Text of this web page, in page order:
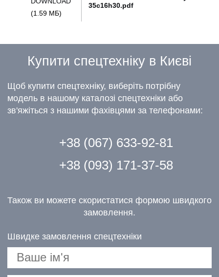
(1.59 МБ)
35c16h30.pdf
Купити спецтехніку в Києві
Щоб купити спецтехніку, виберіть потрібну
модель в нашому каталозі спецтехніки або
зв'яжіться з нашими фахівцями за телефонами:
+38 (067) 633-92-81
+38 (093) 171-37-58
Також ви можете скористатися формою швидкого
замовлення.
Швидке замовлення спецтехніки